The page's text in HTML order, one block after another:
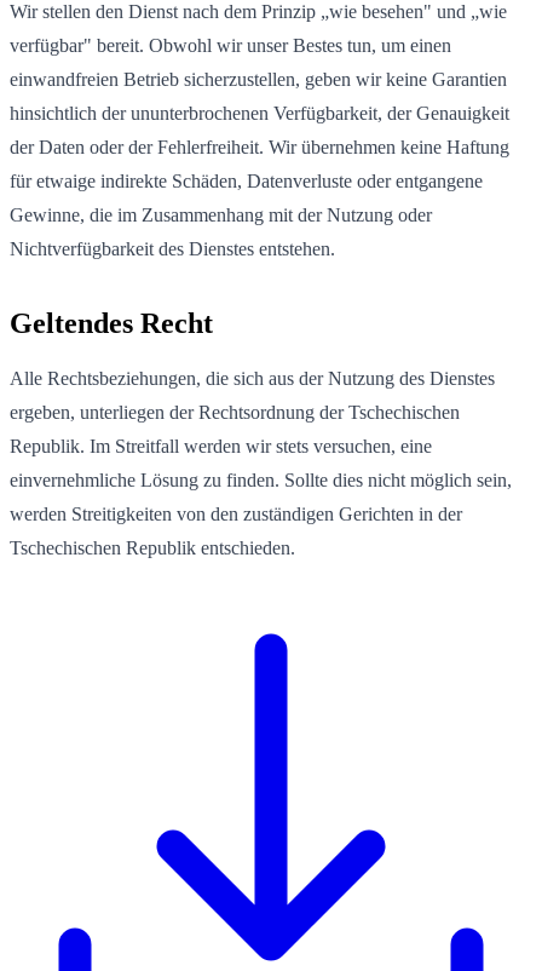
Wir stellen den Dienst nach dem Prinzip „wie besehen" und „wie
verfügbar" bereit. Obwohl wir unser Bestes tun, um einen
einwandfreien Betrieb sicherzustellen, geben wir keine Garantien
hinsichtlich der ununterbrochenen Verfügbarkeit, der Genauigkeit
der Daten oder der Fehlerfreiheit. Wir übernehmen keine Haftung
für etwaige indirekte Schäden, Datenverluste oder entgangene
Gewinne, die im Zusammenhang mit der Nutzung oder
Nichtverfügbarkeit des Dienstes entstehen.
Geltendes Recht
Alle Rechtsbeziehungen, die sich aus der Nutzung des Dienstes
ergeben, unterliegen der Rechtsordnung der Tschechischen
Republik. Im Streitfall werden wir stets versuchen, eine
einvernehmliche Lösung zu finden. Sollte dies nicht möglich sein,
werden Streitigkeiten von den zuständigen Gerichten in der
Tschechischen Republik entschieden.